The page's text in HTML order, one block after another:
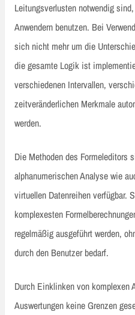
Leitungsverlusten notwendig
Anwendern benutzen. Bei
sich nicht mehr um die
die gesamte Logik ist
verschiedenen Intervallen,
zeitveränderlichen Merkmale
werden.
Die Methoden des Formeleditors
alphanumerischen Analyse wie
virtuellen Datenreihen verfügbar.
komplexesten
regelmäßig ausgeführt werden,
durch den Benutzer bedarf.
Durch Einklinken von komplexen
Auswertungen keine Grenzen